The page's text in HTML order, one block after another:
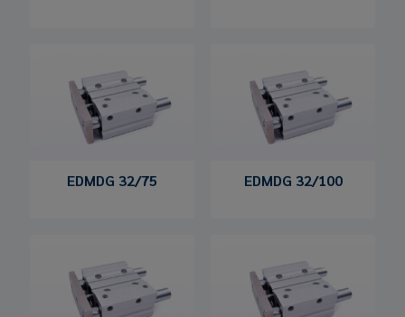
EDMDG 32/75 EDMDG 32/100